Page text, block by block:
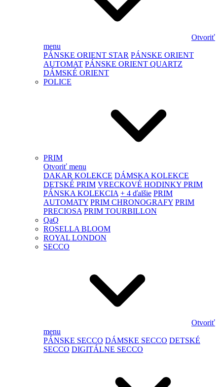
Otvoriť
menu
PÁNSKE ORIENT STAR PÁNSKE ORIENT
AUTOMAT PÁNSKE ORIENT QUARTZ
DÁMSKÉ ORIENT
POLICE
PRIM
Otvoriť menu
DAKAR KOLEKCE DÁMSKA KOLEKCE
DETSKÉ PRIM VRECKOVÉ HODINKY PRIM
PÁNSKA KOLEKCIA + 4 ďalšie PRIM
AUTOMATY PRIM CHRONOGRAFY PRIM
PRECIOSA PRIM TOURBILLON
QaQ
ROSELLA BLOOM
ROYAL LONDON
SECCO
Otvoriť
menu
PÁNSKE SECCO DÁMSKE SECCO DETSKÉ
SECCO DIGITÁLNE SECCO